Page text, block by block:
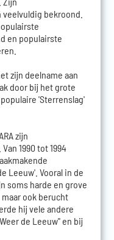
bekroond.
en populairste
zijn deelname aan
door bij het grote
'Sterrenslag'
zijn
1990 tot 1994
Leeuw'. Vooral in de
soms harde en grove
ook berucht
hij vele andere
de Leeuw'' en bij